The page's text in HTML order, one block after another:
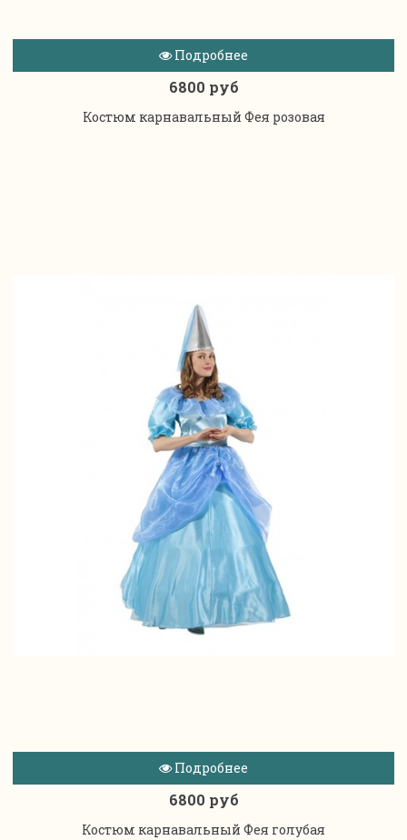
Подробнее
6800 руб
Костюм карнавальный Фея розовая
Подробнее
6800 руб
Костюм карнавальный Фея голубая